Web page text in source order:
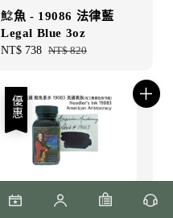
鯰魚 - 19086 法律藍
Legal Blue 3oz
Sale
NT$ 738 Regular
NT$ 820
優惠